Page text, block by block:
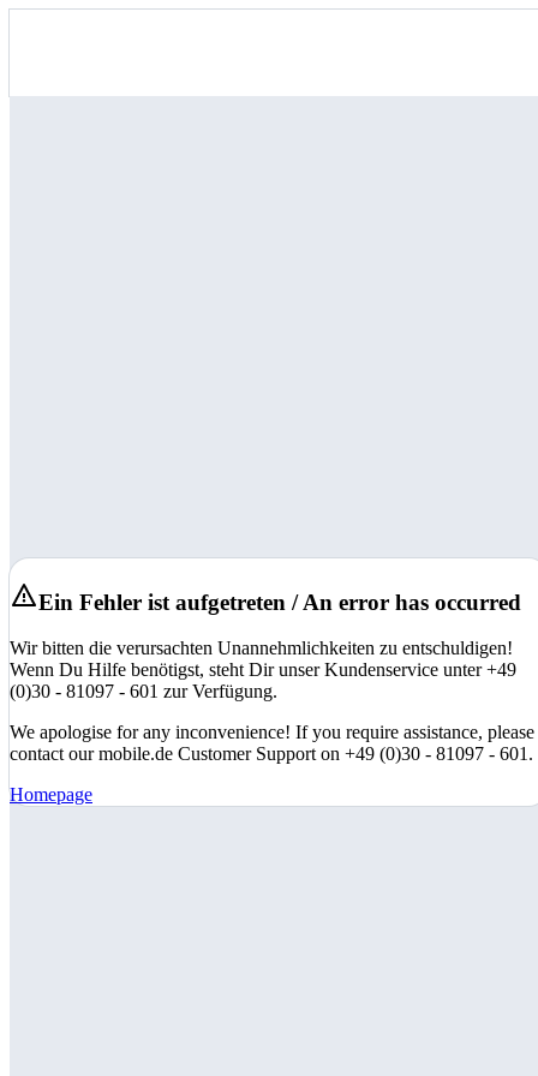
Ein Fehler ist aufgetreten / An error has occurred
Wir bitten die verursachten Unannehmlichkeiten zu entschuldigen!
Wenn Du Hilfe benötigst, steht Dir unser Kundenservice unter +49
(0)30 - 81097 - 601 zur Verfügung.
We apologise for any inconvenience! If you require assistance, please
contact our mobile.de Customer Support on +49 (0)30 - 81097 - 601.
Homepage